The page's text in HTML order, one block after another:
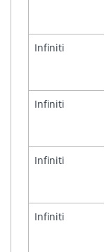
Infiniti
Infiniti
Infiniti
Infiniti